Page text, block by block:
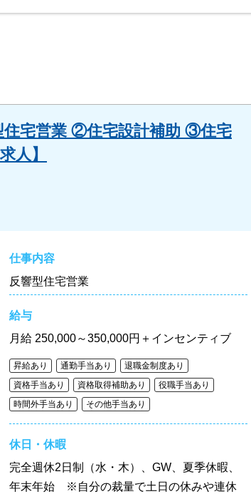
住宅営業 ②住宅設計補助 ③住宅
人】
仕事内容
反響型住宅営業
給与
月給 250,000～350,000円＋インセンティブ
昇給あり 通勤手当あり
退職金制度あり
資格手当あり
資格取得補助あり
役職手当あり
時間外手当あり
その他手当あり
休日・休暇
完全週休2日制（水・木）、GW、夏季休暇、
年末年始 ※自分の裁量で土日の休みや連休